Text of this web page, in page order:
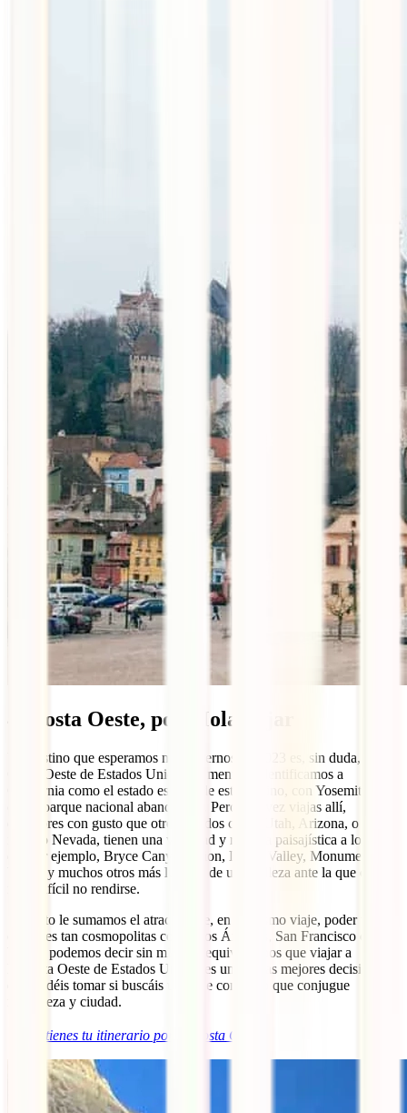
4. Costa Oeste, por Molaviajar
Un destino que esperamos no perdernos en 2023 es, sin duda, la
Costa Oeste de Estados Unidos. A menudo identificamos a
California como el estado estrella de este destino, con Yosemite
como parque nacional abanderado. Pero una vez viajas allí,
descubres con gusto que otros estados como Utah, Arizona, o
incluso Nevada, tienen una variedad y riqueza paisajística a lo largo
de, por ejemplo, Bryce Canyon, Zion, Death Valley, Monument
Valley y muchos otros más lugares de una belleza ante la que es
muy difícil no rendirse.
Si a esto le sumamos el atractivo de, en el mismo viaje, poder visitar
ciudades tan cosmopolitas como Los Ángeles, San Francisco o Las
Vegas, podemos decir sin miedo a equivocarnos que viajar a
la Costa Oeste de Estados Unidos es una de las mejores decisiones
que podéis tomar si buscáis un viaje completo que conjugue
naturaleza y ciudad.
Aquí tienes tu itinerario por la Costa Oeste